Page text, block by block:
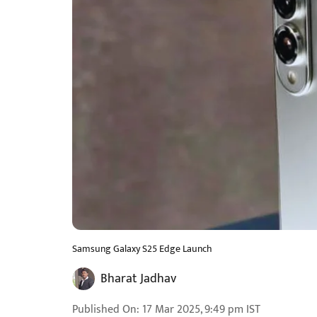
Samsung Galaxy S25 Edge Launch
Bharat Jadhav
Published On: 17 Mar 2025, 9:49 pm IST